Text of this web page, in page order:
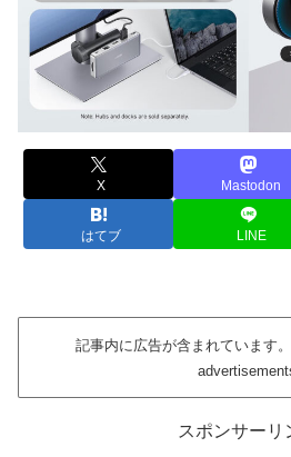
X Mastodon
はてブ LINE
記事内に広告が含まれています
スポンサーリ